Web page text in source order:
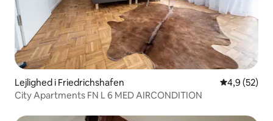
Lejlighed i Friedrichshafen 4,9 ud af 5 i
4,9 (52)
City Apartments FN L 6 MED AIRCONDITION